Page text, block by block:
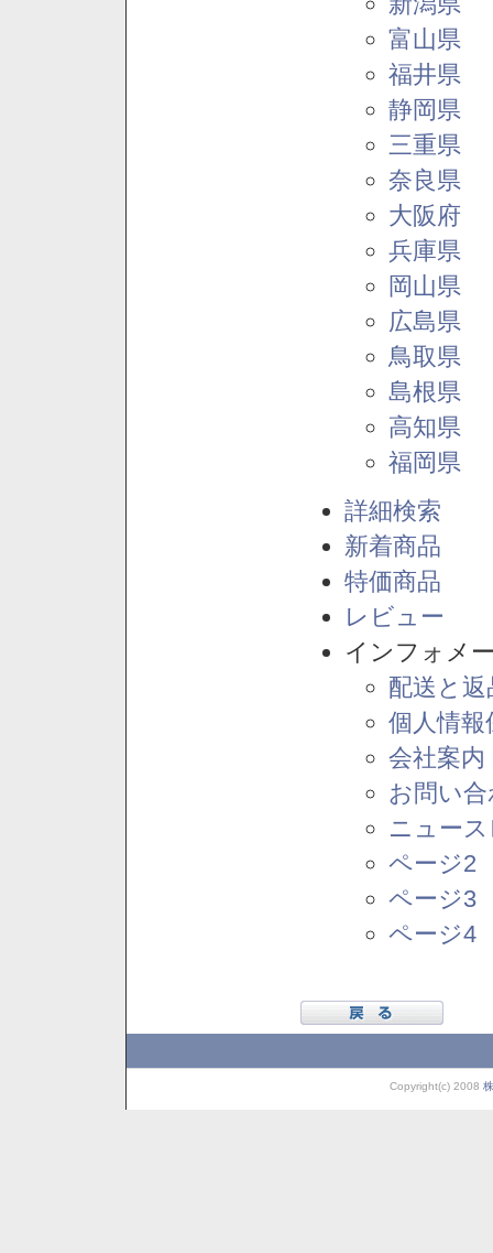
富山県
福井県
静岡県
三重県
奈良県
大阪府
兵庫県
岡山県
広島県
鳥取県
島根県
高知県
福岡県
詳細検索
新着商品
特価商品
レビュー
インフォメ
配送と
個人情報
会社案内
お問い
ニュー
ページ2
ページ3
ページ4
Copyright(c) 2008